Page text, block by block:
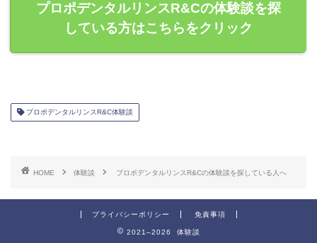
プロポデンタルリンスR&Cの体験談を探
している方はこちらをクリック
プロポデンタルリンスR&C体験談
HOME 体験談 プロポデンタルリンスR&Cの体験談を探している人へ
プライバシーポリシー 免責事項
2021–2026 体験談